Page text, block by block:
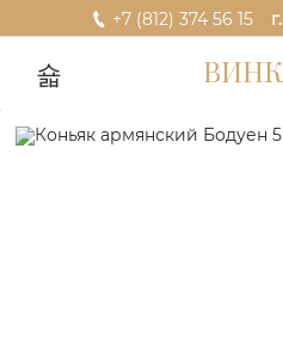
+7 (812) 374 56 15